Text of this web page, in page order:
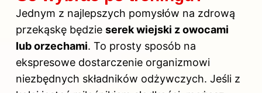
Jednym z najlepszych pomysłów na zdrową
przekąskę będzie serek wiejski z owocami
lub orzechami. To prosty sposób na
ekspresowe dostarczenie organizmowi
niezbędnych składników odżywczych. Jeśli z